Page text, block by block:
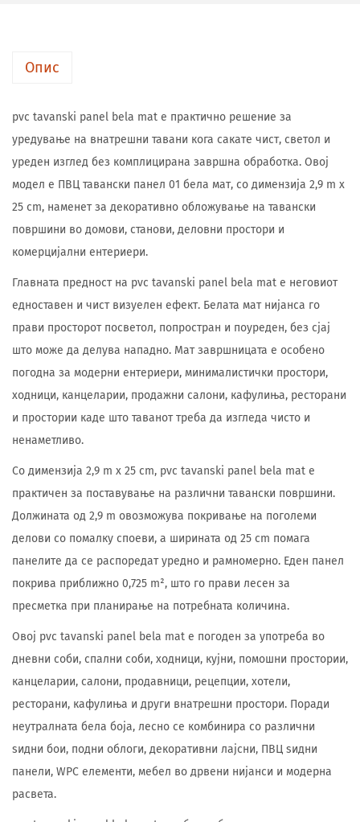
Опис
pvc tavanski panel bela mat е практично решение за
уредување на внатрешни тавани кога сакате чист, светол и
уреден изглед без комплицирана завршна обработка. Овој
модел е ПВЦ тавански панел 01 бела мат, со димензија 2,9 m x
25 cm, наменет за декоративно обложување на тавански
површини во домови, станови, деловни простори и
комерцијални ентериери.
Главната предност на pvc tavanski panel bela mat е неговиот
едноставен и чист визуелен ефект. Белата мат нијанса го
прави просторот посветол, попростран и поуреден, без сјај
што може да делува нападно. Мат завршницата е особено
погодна за модерни ентериери, минималистички простори,
ходници, канцеларии, продажни салони, кафулиња, ресторани
и простории каде што таванот треба да изгледа чисто и
ненаметливо.
Со димензија 2,9 m x 25 cm, pvc tavanski panel bela mat е
практичен за поставување на различни тавански површини.
Должината од 2,9 m овозможува покривање на поголеми
делови со помалку споеви, а ширината од 25 cm помага
панелите да се распоредат уредно и рамномерно. Еден панел
покрива приближно 0,725 m², што го прави лесен за
пресметка при планирање на потребната количина.
Овој pvc tavanski panel bela mat е погоден за употреба во
дневни соби, спални соби, ходници, кујни, помошни простории,
канцеларии, салони, продавници, рецепции, хотели,
ресторани, кафулиња и други внатрешни простори. Поради
неутралната бела боја, лесно се комбинира со различни
ѕидни бои, подни облоги, декоративни лајсни, ПВЦ ѕидни
панели, WPC елементи, мебел во дрвени нијанси и модерна
расвета.